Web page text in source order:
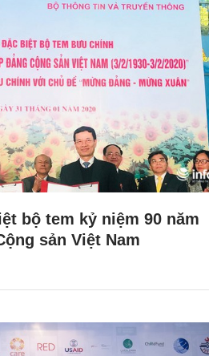
bộ tem kỷ niệm 90 năm
sản Việt Nam